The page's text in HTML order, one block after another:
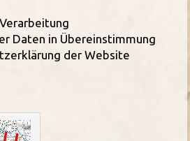
Daten in Übereinstimmung
der Website